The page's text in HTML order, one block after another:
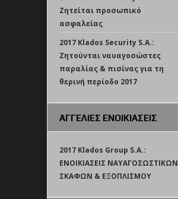
Ζητείται προσωπικό
ασφαλείας
2017 Klados Security S.A.:
Ζητούνται ναυαγοσώστες
παραλίας & πισίνας για τη
θερινή περίοδο 2017
ΑΓΓΕΛΙΕΣ ΕΝΟΙΚΙΑΣΕΙΣ
2017 Klados Group S.A.:
ΕΝΟΙΚΙΑΣΕΙΣ ΝΑΥΑΓΟΣΩΣΤΙΚΩΝ
ΣΚΑΦΩΝ & ΕΞΟΠΛΙΣΜΟΥ